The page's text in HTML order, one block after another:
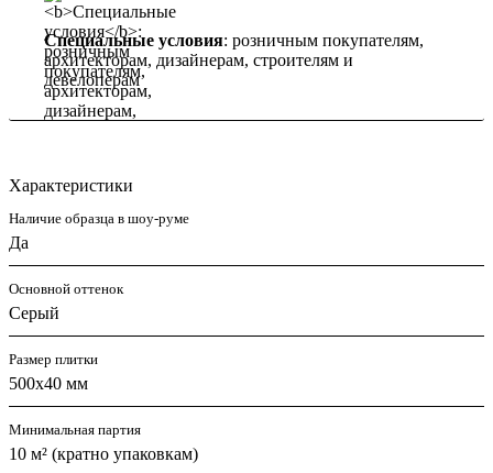
Специальные условия: розничным покупателям,
архитекторам, дизайнерам, строителям и
девелоперам
Характеристики
Наличие образца в шоу-руме
Да
Основной оттенок
Серый
Размер плитки
500х40 мм
Минимальная партия
10 м² (кратно упаковкам)